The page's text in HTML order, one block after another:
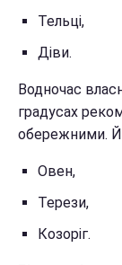
Тельці,
Діви.
Водночас
градусах
обережними.
Овен,
Терези,
Козоріг.